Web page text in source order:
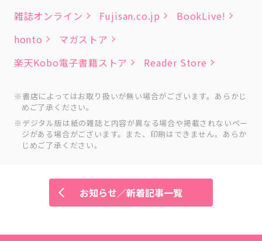
雑誌オンライン
Fujisan.co.jp
BookLive!
honto
マガストア
楽天Kobo電子書籍ストア
Reader Store
書店によってはお取り扱いが無い場合がございます。あらかじ
めご了承ください。
デジタル版は紙の雑誌と内容が異なる場合や掲載されないペー
ジがある場合がございます。また、印刷はできません。あらか
じめご了承ください。
お知らせ／新着記事一覧